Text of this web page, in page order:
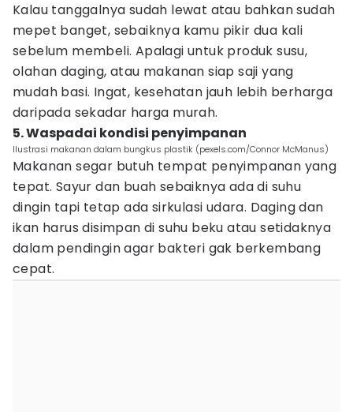
Kalau tanggalnya sudah lewat atau bahkan sudah
mepet banget, sebaiknya kamu pikir dua kali
sebelum membeli. Apalagi untuk produk susu,
olahan daging, atau makanan siap saji yang
mudah basi. Ingat, kesehatan jauh lebih berharga
daripada sekadar harga murah.
5. Waspadai kondisi penyimpanan
Ilustrasi makanan dalam bungkus plastik (pexels.com/Connor McManus)
Makanan segar butuh tempat penyimpanan yang
tepat. Sayur dan buah sebaiknya ada di suhu
dingin tapi tetap ada sirkulasi udara. Daging dan
ikan harus disimpan di suhu beku atau setidaknya
dalam pendingin agar bakteri gak berkembang
cepat.